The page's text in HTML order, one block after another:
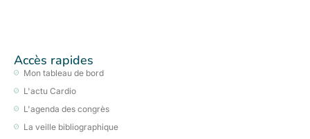
Accès rapides
Mon tableau de bord
L'actu Cardio
L'agenda des congrès
La veille bibliographique